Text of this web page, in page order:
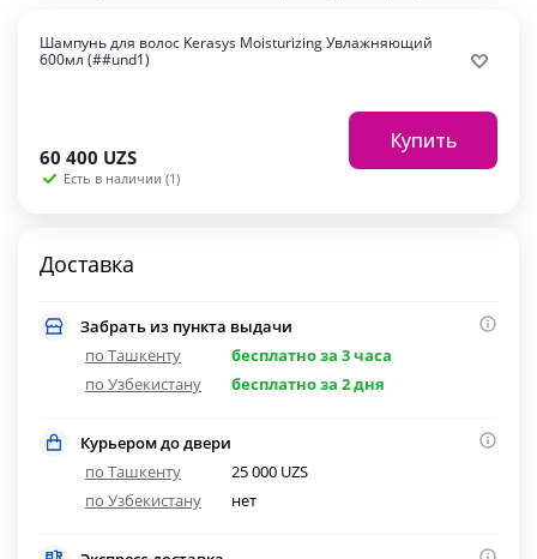
Шампунь для волос Kerasys Moisturizing Увлажняющий
600мл (##und1)
60 400 UZS
Есть в наличии (1)
Купить
Доставка
Забрать из пункта выдачи
по Ташкенту
бесплатно за 3 часа
по Узбекистану
бесплатно за 2 дня
Курьером до двери
по Ташкенту
25 000 UZS
по Узбекистану
нет